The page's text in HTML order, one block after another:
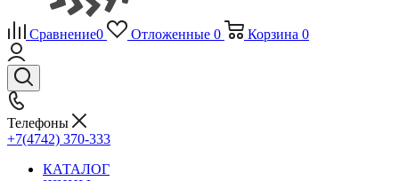
Сравнение0 Отложенные 0 Корзина 0
Телефоны
+7(4742) 370-333
КАТАЛОГ